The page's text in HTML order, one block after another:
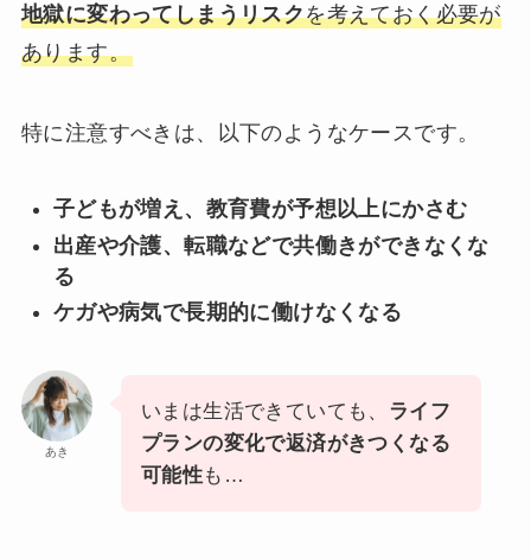
地獄に変わってしまうリスクを考えておく必要が
あります。
特に注意すべきは、以下のようなケースです。
子どもが増え、教育費が予想以上にかさむ
出産や介護、転職などで共働きができなくな
る
ケガや病気で長期的に働けなくなる
あき
いまは生活できていても、 ライフ
プランの変化で返済がきつくなる
可能性も…